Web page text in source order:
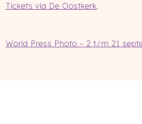
Tickets via De Oostkerk.
World Press Photo – 2 t/m 21